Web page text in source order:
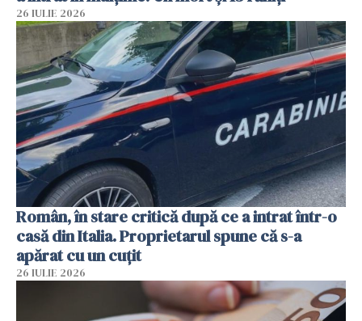
26 IULIE 2026
Român, în stare critică după ce a intrat într-o
casă din Italia. Proprietarul spune că s-a
apărat cu un cuțit
26 IULIE 2026